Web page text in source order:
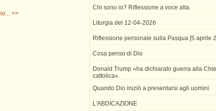
>>
Chi sono io? Riflessione a voce alta.
Liturgia del 12-04-2026
Riflessione personale sulla Pasqua [5 aprile
Cosa penso di Dio
Donald Trump «ha dichiarato guerra alla
cattolica».
Quando Dio iniziò a presentarsi agli uomini
L'ABDICAZIONE